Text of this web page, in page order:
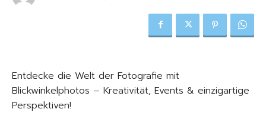
Entdecke die Welt der Fotografie mit
Blickwinkelphotos – Kreativität, Events & einzigartige
Perspektiven!